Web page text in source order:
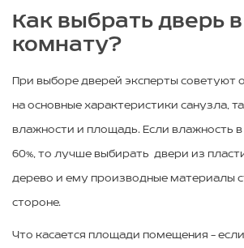
Как выбрать дверь
комнату?
При выборе дверей эксперты советуют
на основные характеристики санузла,
влажности и площадь. Если влажность
60%, то лучше выбирать двери из
дерево и ему производные материалы
стороне.
Что касается площади помещения –